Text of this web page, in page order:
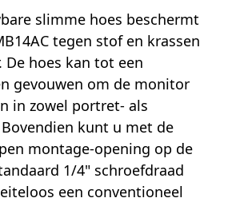
slimme hoes beschermt
tegen stof en krassen
De hoes kan tot een
gevouwen om de monitor
in zowel portret- als
kunt u met de
montage-opening op de
1/4" schroefdraad
een conventioneel